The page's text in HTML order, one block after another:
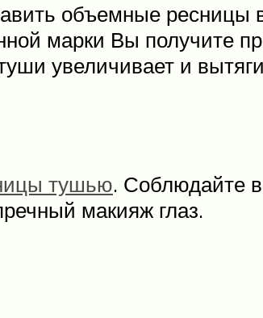
объемные
марки Вы получите
увеличивает и
тушью. Соблюдайте
макияж глаз.